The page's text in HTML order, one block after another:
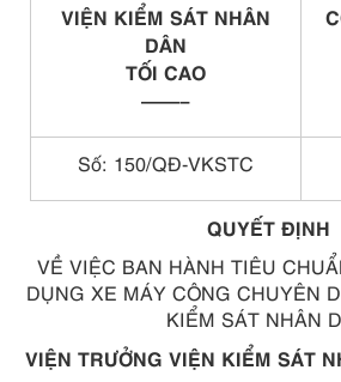
VIỆN KIỂM SÁT NHÂN
DÂN
TỐI CAO
——–
Số: 150/QĐ-VKSTC
QUYẾT ĐỊNH
VỀ VIỆC BAN HÀNH TIÊU
DỤNG XE MÁY CÔNG CHUYÊN
KIỂM SÁT NHÂN
VIỆN TRƯỞNG VIỆN KIỂM SÁT